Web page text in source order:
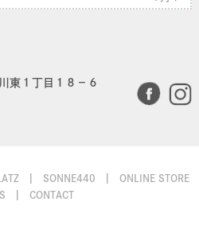
東１丁目１８−６
SONNE440
ONLINE STORE
CONTACT